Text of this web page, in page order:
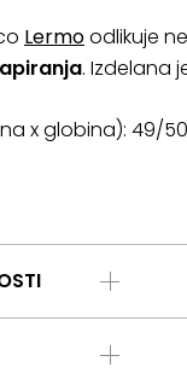
Lermoodlikuje
. Izdelana
x globina): 49/